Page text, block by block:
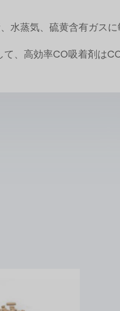
水蒸気、硫黄含有ガスに
、高効率CO吸着剤は